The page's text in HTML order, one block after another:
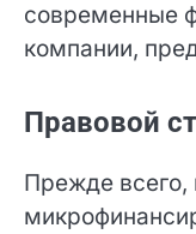
условий, на
Прежде всего,